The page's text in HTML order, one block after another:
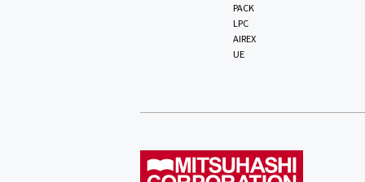
PACK
LPC
AIREX
UE